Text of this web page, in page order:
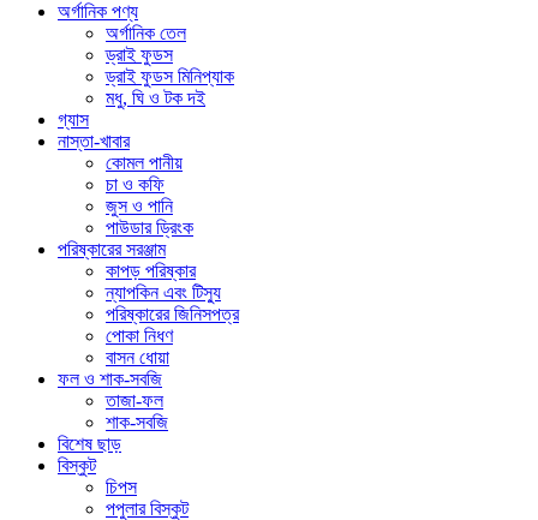
উইথ
কিউকাম্বার
গ্রাম
quantity
অর্গানিক পণ্য
অর্গানিক তেল
ড্রাই ফুডস
ড্রাই ফুডস মিনিপ্যাক
মধু, ঘি ও টক দই
গ্যাস
নাস্তা-খাবার
কোমল পানীয়
চা ও কফি
জুস ও পানি
পাউডার ড্রিংক
পরিষ্কারের সরঞ্জাম
কাপড় পরিষ্কার
ন্যাপকিন এবং টিস্যু
পরিষ্কারের জিনিসপত্র
পোকা নিধণ
বাসন ধোয়া
ফল ও শাক-সবজি
তাজা-ফল
শাক-সবজি
বিশেষ ছাড়
বিস্কুট
চিপস
পপুলার বিস্কুট